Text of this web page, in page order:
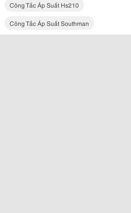
Công Tắc Áp Suất Hs210
Công Tắc Áp Suất Southman